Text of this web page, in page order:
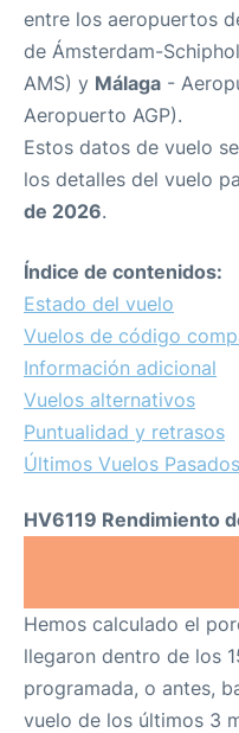
entre los aeropuertos
de Ámsterdam-
AMS) y Málaga -
Aeropuerto AGP).
Estos datos de vuelo
los detalles del vuelo
de 2026.
Índice de contenidos:
Estado del vuelo
Vuelos de código
Información adicional
Vuelos alternativos
Puntualidad y retrasos
Últimos Vuelos
HV6119 Rendimiento
Hemos calculado el
llegaron dentro de los
programada, o antes,
vuelo de los últimos 3